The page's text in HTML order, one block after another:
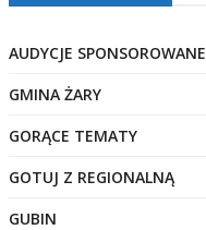
AUDYCJE SPONSOROWANE
GMINA ŻARY
GORĄCE TEMATY
GOTUJ Z REGIONALNĄ
GUBIN